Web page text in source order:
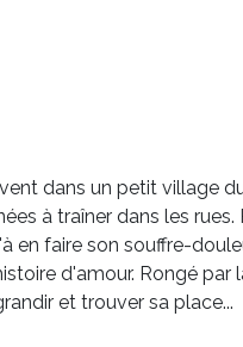
dans un petit village
à traîner dans les
en faire son souffre-
d'amour. Rongé par
et trouver sa place...